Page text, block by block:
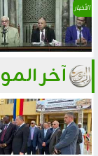
الأخبار
آخر